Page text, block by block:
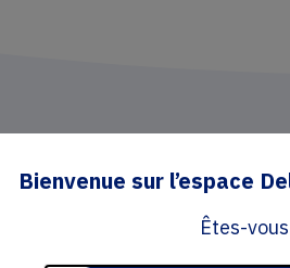
Bienvenue sur l’espace
Êtes-